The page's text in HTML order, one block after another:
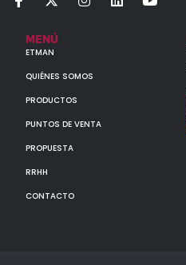
MENÚ
ETMAN
QUIÉNES SOMOS
PRODUCTOS
PUNTOS DE VENTA
PROPUESTA
RRHH
CONTACTO